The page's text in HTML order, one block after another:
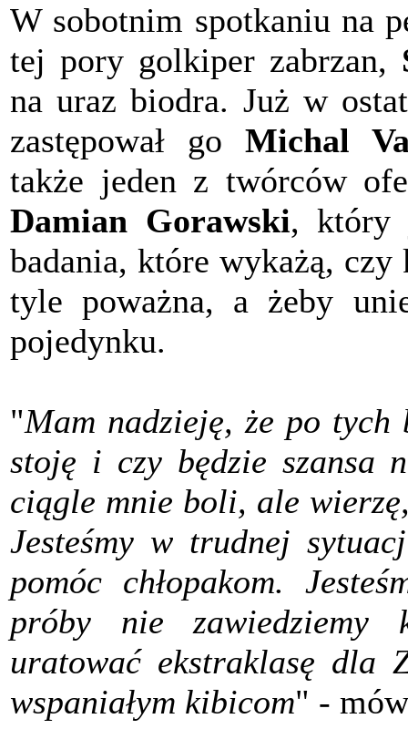
W sobotnim spotkaniu na
tej pory golkiper zabrzan,
na uraz biodra. Już w
zastępował go Michal
także jeden z twórców
Damian Gorawski, który
badania, które wykażą,
tyle poważna, a żeby
pojedynku.
"Mam nadzieję, że po tych
stoję i czy będzie szansa
ciągle mnie boli, ale
Jesteśmy w trudnej
pomóc chłopakom.
próby nie zawiedziemy
uratować ekstraklasę dla
wspaniałym kibicom" -